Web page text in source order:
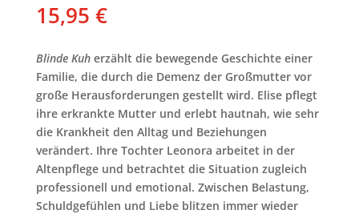
15,95 €
Blinde Kuherzählt die bewegende Geschichte einer
Familie, die durch die Demenz der Großmutter vor
große Herausforderungen gestellt wird. Elise pflegt
ihre erkrankte Mutter und erlebt hautnah, wie sehr
die Krankheit den Alltag und Beziehungen
verändert. Ihre Tochter Leonora arbeitet in der
Altenpflege und betrachtet die Situation zugleich
professionell und emotional. Zwischen Belastung,
Schuldgefühlen und Liebe blitzen immer wieder